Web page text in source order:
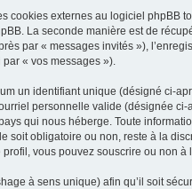
cookies externes au logiciel phpBB
La seconde manière est de
par « messages invités »),
« vos messages »).
un identifiant unique (désigné ci-
personnelle valide (désignée
qui nous héberge. Toute
soit obligatoire ou non, reste à la
vous pouvez souscrire ou non
à sens unique) afin qu’il soit